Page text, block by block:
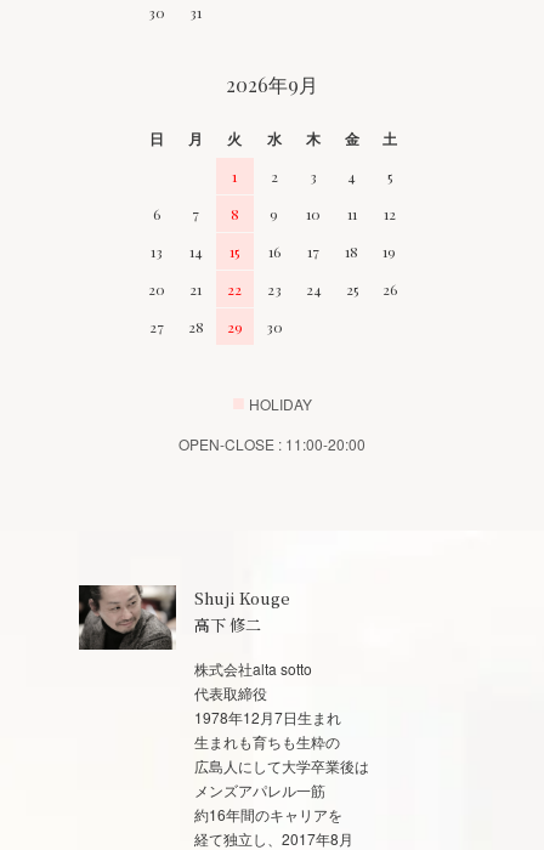
30
31
2026年9月
日 月 火 水 木 金
土
1
2 3 4
5
6
7 8 9 10 11
12
13
14 15 16 17 18
19
20
21 22 23 24 25
26
27
28 29 30
HOLIDAY
OPEN-CLOSE : 11:00-20:00
Shuji Kouge
高下 修二
株式会社alta sotto
代表取締役
1978年12月7日生まれ
生まれも育ちも生粋の
広島人にして大学卒業後は
メンズアパレル一筋
約16年間のキャリアを
経て独立し、2017年8月